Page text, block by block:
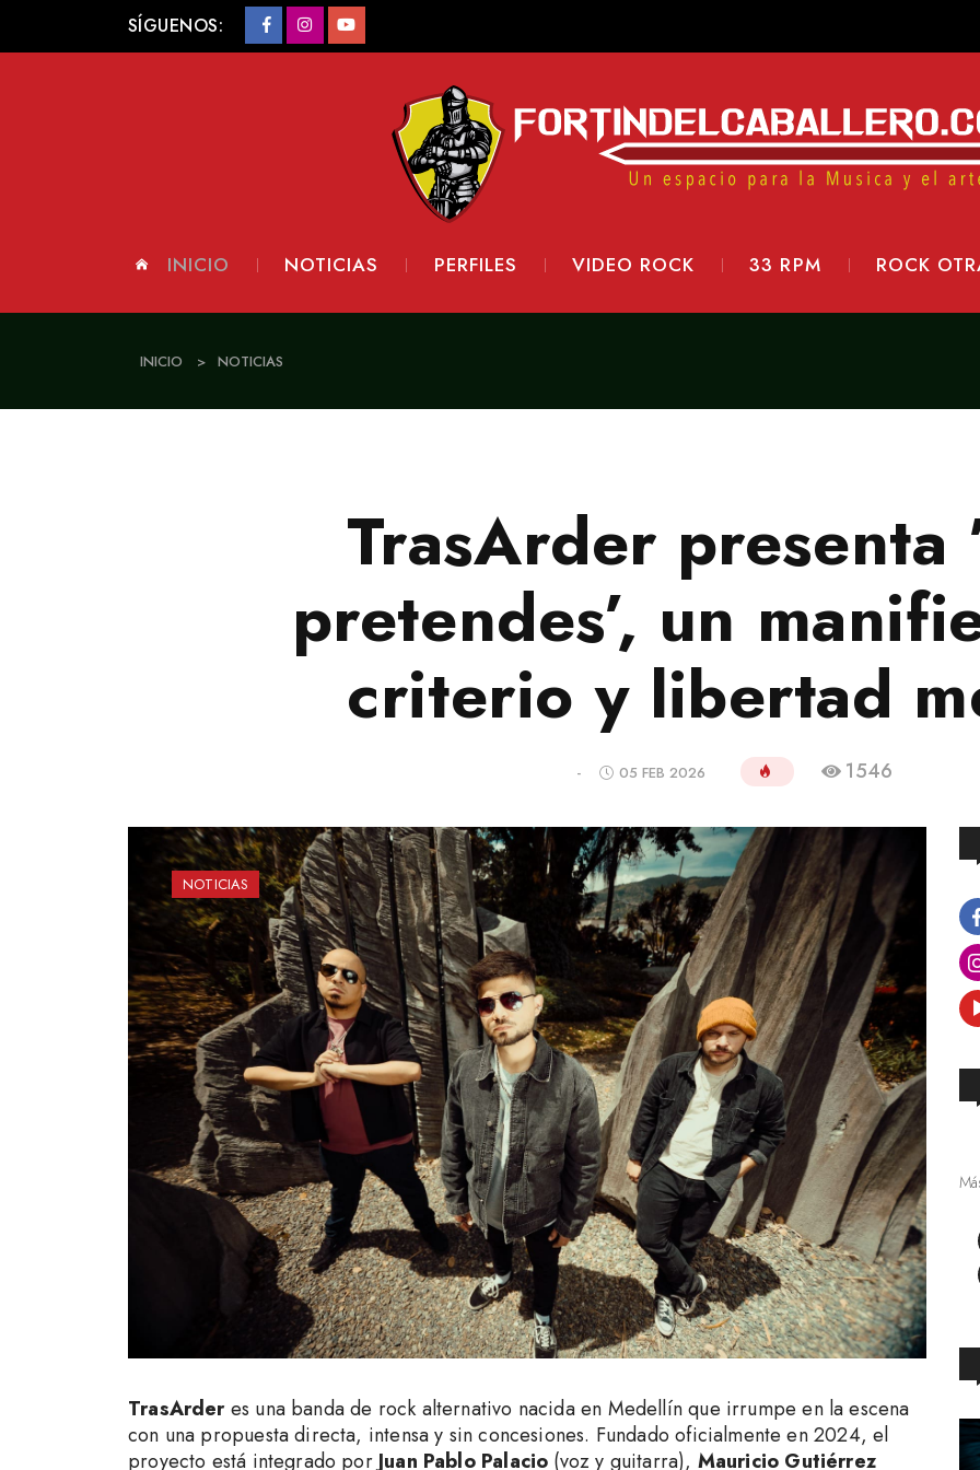
SÍGUENOS:
INICIO NOTICIAS PERFILES VIDEO ROCK 33 RPM ROCK
INICIO > NOTICIAS
TrasArder presenta
pretendes’, un
criterio y libertad
- 05 FEB 2026 1546
NOTICIAS
TrasArderes una banda de rock alternativo nacida en Medellín que irrumpe en la escena
con una propuesta directa, intensa y sin concesiones. Fundado oficialmente en 2024, el
proyecto está integrado porJuan Pablo Palacio (voz y guitarra), Mauricio Gutiérrez